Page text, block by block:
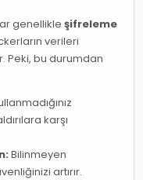
genellikleşifreleme
verileri
Peki, bu durumdan
karşı
Bilinmeyen
artırır.